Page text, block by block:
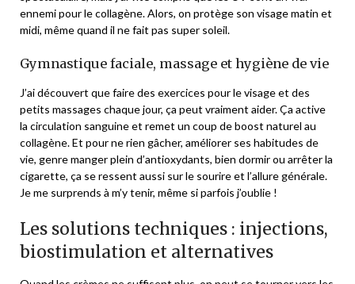
ennemi pour le collagène. Alors, on protège son visage matin et
midi, même quand il ne fait pas super soleil.
Gymnastique faciale, massage et hygiène de vie
J’ai découvert que faire des exercices pour le visage et des
petits massages chaque jour, ça peut vraiment aider. Ça active
la circulation sanguine et remet un coup de boost naturel au
collagène. Et pour ne rien gâcher, améliorer ses habitudes de
vie, genre manger plein d’antioxydants, bien dormir ou arrêter la
cigarette, ça se ressent aussi sur le sourire et l’allure générale.
Je me surprends à m’y tenir, même si parfois j’oublie !
Les solutions techniques : injections,
biostimulation et alternatives